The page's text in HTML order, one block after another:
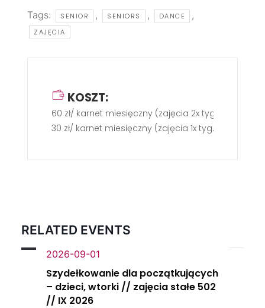
Tags: SENIOR , SENIORS , DANCE ,
ZAJĘCIA
KOSZT:
60 zł/ karnet miesięczny (zajęcia 2x tyg.)
30 zł/ karnet miesięczny (zajęcia 1x tyg.)
RELATED EVENTS
2026-09-01
Szydełkowanie dla początkujących
– dzieci, wtorki // zajęcia stałe 502
// IX 2026